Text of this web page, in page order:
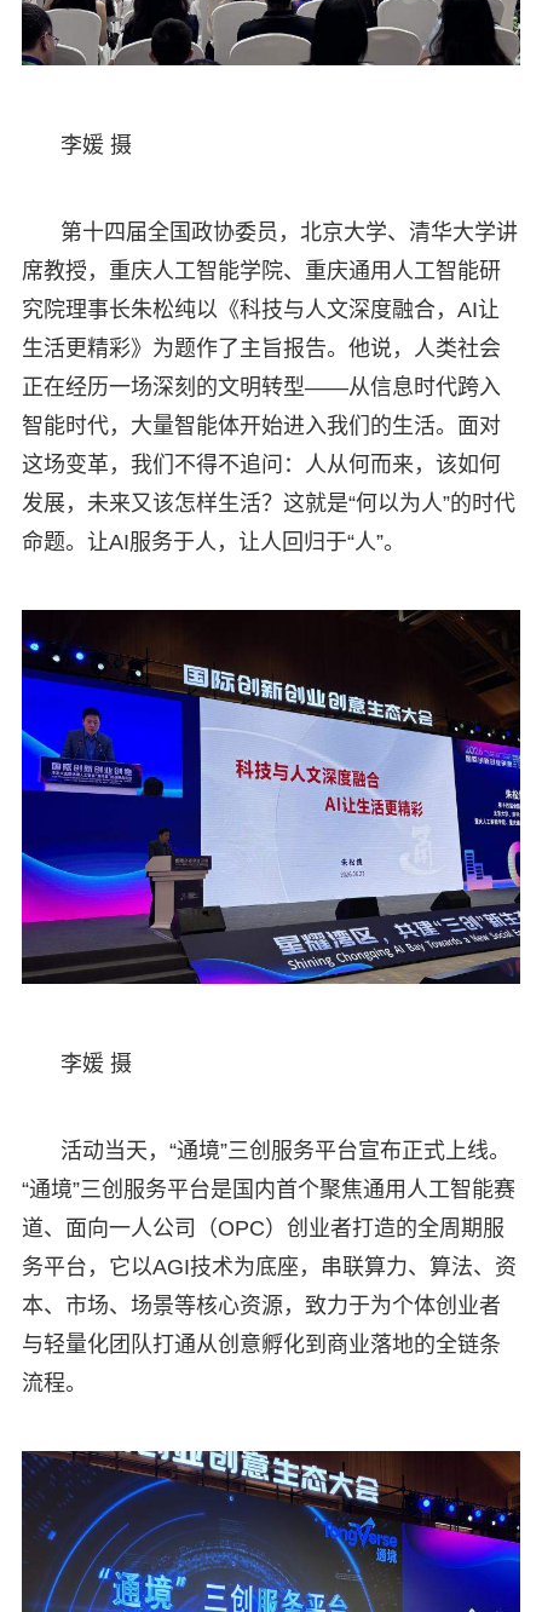
李媛 摄
第十四届全国政协委员，北京大学、清华大学讲
席教授，重庆人工智能学院、重庆通用人工智能研
究院理事长朱松纯以《科技与人文深度融合，AI让
生活更精彩》为题作了主旨报告。他说，人类社会
正在经历一场深刻的文明转型——从信息时代跨入
智能时代，大量智能体开始进入我们的生活。面对
这场变革，我们不得不追问：人从何而来，该如何
发展，未来又该怎样生活？这就是“何以为人”的时代
命题。让AI服务于人，让人回归于“人”。
李媛 摄
活动当天，“通境”三创服务平台宣布正式上线。
“通境”三创服务平台是国内首个聚焦通用人工智能赛
道、面向一人公司（OPC）创业者打造的全周期服
务平台，它以AGI技术为底座，串联算力、算法、资
本、市场、场景等核心资源，致力于为个体创业者
与轻量化团队打通从创意孵化到商业落地的全链条
流程。